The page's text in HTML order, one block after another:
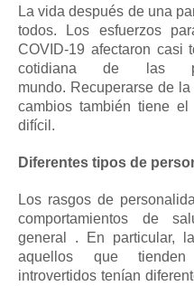
La vida después de una
todos.
Los esfuerzos
COVID-19 afectaron casi
cotidiana de las
mundo. Recuperarse de
cambios también tiene
difícil.
Diferentes tipos de
Los rasgos de
comportamientos de
general
.
En particular,
aquellos que
introvertidos tenían